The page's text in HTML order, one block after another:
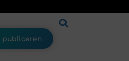
publiceren